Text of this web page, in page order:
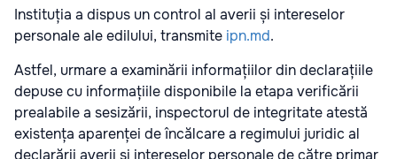
Instituția a dispus un control al averii și intereselor
personale ale edilului, transmite ipn.md.
Astfel, urmare a examinării informațiilor din declarațiile
depuse cu informațiile disponibile la etapa verificării
prealabile a sesizării, inspectorul de integritate atestă
existența aparenței de încălcare a regimului juridic al